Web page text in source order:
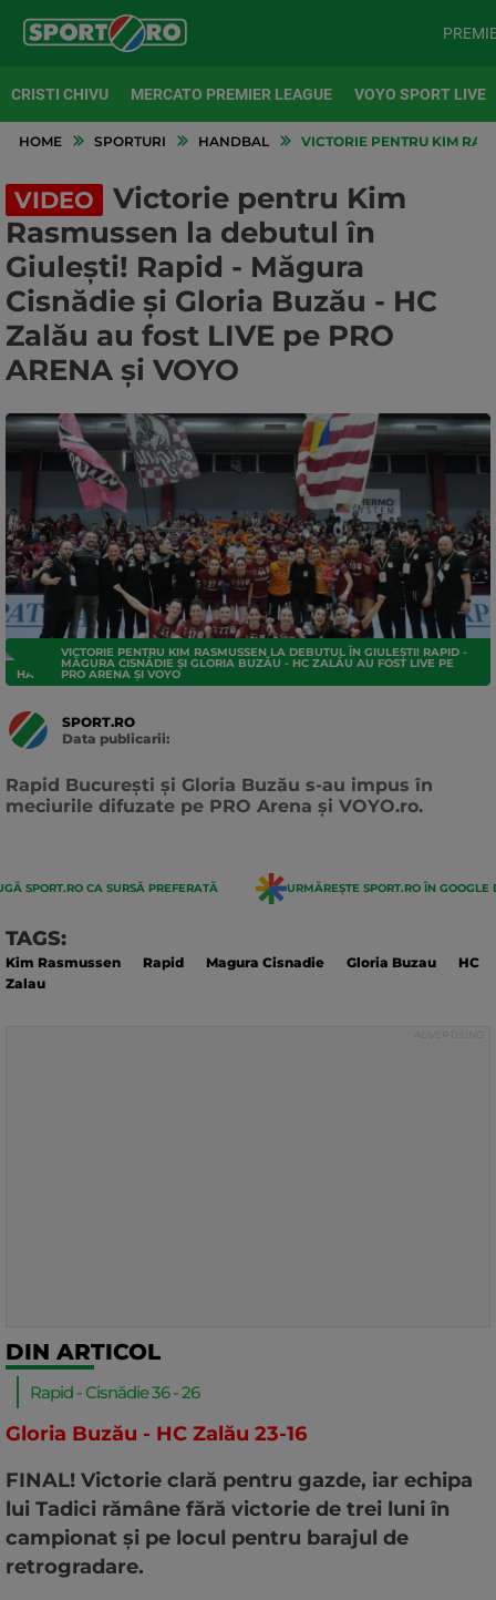
CRISTI CHIVU MERCATO PREMIER LEAGUE VOYO SPORT LIVE
HOME SPORTURI HANDBAL VICTORIE PENTRU KIM
VIDEO
Victorie pentru Kim
Rasmussen la debutul în
Giulești! Rapid - Măgura
Cisnădie și Gloria Buzău - HC
Zalău au fost LIVE pe PRO
ARENA și VOYO
HANDBAL
VICTORIE PENTRU KIM RASMUSSEN LA DEBUTUL ÎN GIULEȘTI! RAPID -
MĂGURA CISNĂDIE ȘI GLORIA BUZĂU - HC ZALĂU AU FOST LIVE PE
PRO ARENA ȘI VOYO
SPORT.RO
Data publicarii:
Rapid București și Gloria Buzău s-au impus în
meciurile difuzate pe PRO Arena și VOYO.ro.
SPORT.RO CA SURSĂ PREFERATĂ URMĂREȘTE SPORT.RO ÎN GOOGLE
TAGS:
Kim Rasmussen Rapid Magura Cisnadie Gloria Buzau
HC
Zalau
DIN ARTICOL
Rapid - Cisnădie 36 - 26
Gloria Buzău - HC Zalău 23-16
FINAL! Victorie clară pentru gazde, iar echipa
lui Tadici rămâne fără victorie de trei luni în
campionat și pe locul pentru barajul de
retrogradare.